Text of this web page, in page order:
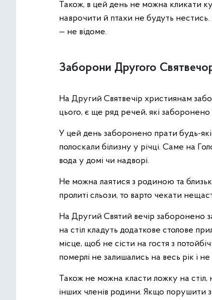
Також, в цей день не можна кликати
наврочити й птахи не будуть
— не відоме.
Заборони Другого
На Другий Святвечір християнам
цього, є ще ряд речей, які
У цей день заборонено прати будь-
полоскали білизну у річці. Саме на
вода у домі чи надворі.
Не можна лаятися з родиною та
пролиті сльози, то варто чекати
На Другий Святий вечір заборонено
на стіл кладуть додаткове столове
місце, щоб не сісти на гостя з
померлі не залишались на весь рік і
Також не можна класти ложку на стіл,
інших членів родини. Якщо порушити